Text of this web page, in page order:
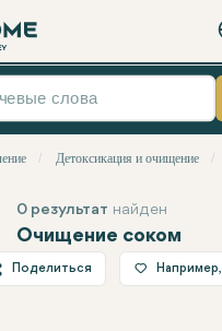
Детоксикация и очищение
Очищение соком
0 результат найден
Поделиться Например,